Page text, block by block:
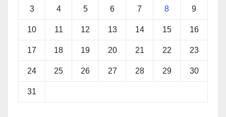
3 4 5 6 7 8 9
10 11 12 13 14 15 16
17 18 19 20 21 22 23
24 25 26 27 28 29 30
31